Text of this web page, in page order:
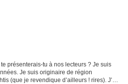
présenterais-tu à nos lecteurs ? Je suis
Je suis originaire de région
(que je revendique d’ailleurs ! rires). J’ai